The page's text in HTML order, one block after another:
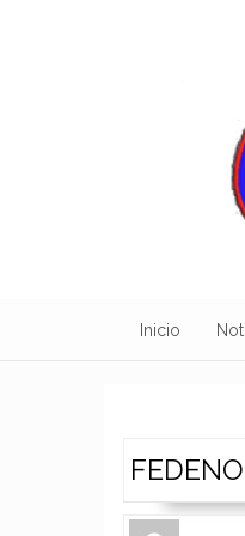
Inicio
Author